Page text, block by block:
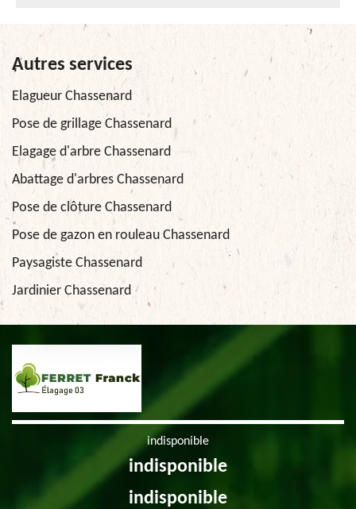
Autres services
Elagueur Chassenard
Pose de grillage Chassenard
Elagage d'arbre Chassenard
Abattage d'arbres Chassenard
Pose de clôture Chassenard
Pose de gazon en rouleau Chassenard
Paysagiste Chassenard
Jardinier Chassenard
indisponible
indisponible
indisponible